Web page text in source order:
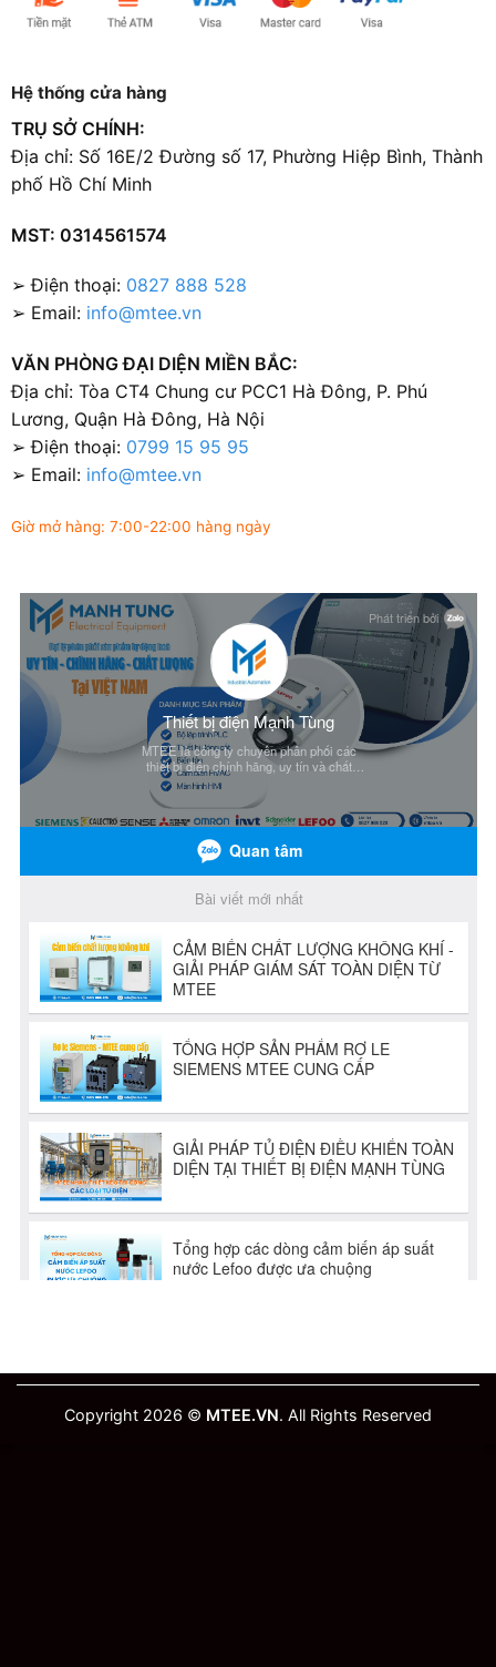
Hệ thống cửa hàng
TRỤ SỞ CHÍNH:
Địa chỉ: Số 16E/2 Đường số 17, Phường Hiệp Bình, Thành
phố Hồ Chí Minh
MST: 0314561574
➢ Điện thoại: 0827 888 528
➢ Email: info@mtee.vn
VĂN PHÒNG ĐẠI DIỆN MIỀN BẮC:
Địa chỉ: Tòa CT4 Chung cư PCC1 Hà Đông, P. Phú
Lương, Quận Hà Đông, Hà Nội
➢ Điện thoại: 0799 15 95 95
➢ Email: info@mtee.vn
Giờ mở hàng: 7:00-22:00 hàng ngày
Copyright 2026 © MTEE.VN. All Rights Reserved